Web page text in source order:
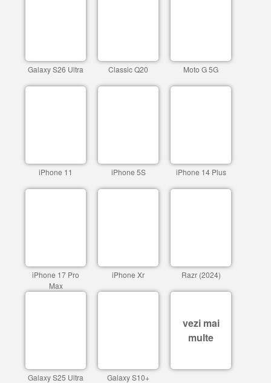
Galaxy S26 Ultra Classic Q20 Moto G 5G
iPhone 11 iPhone 5S iPhone 14 Plus
iPhone 17 Pro
Max
iPhone Xr Razr (2024)
Galaxy S25 Ultra Galaxy S10+
vezi mai
multe